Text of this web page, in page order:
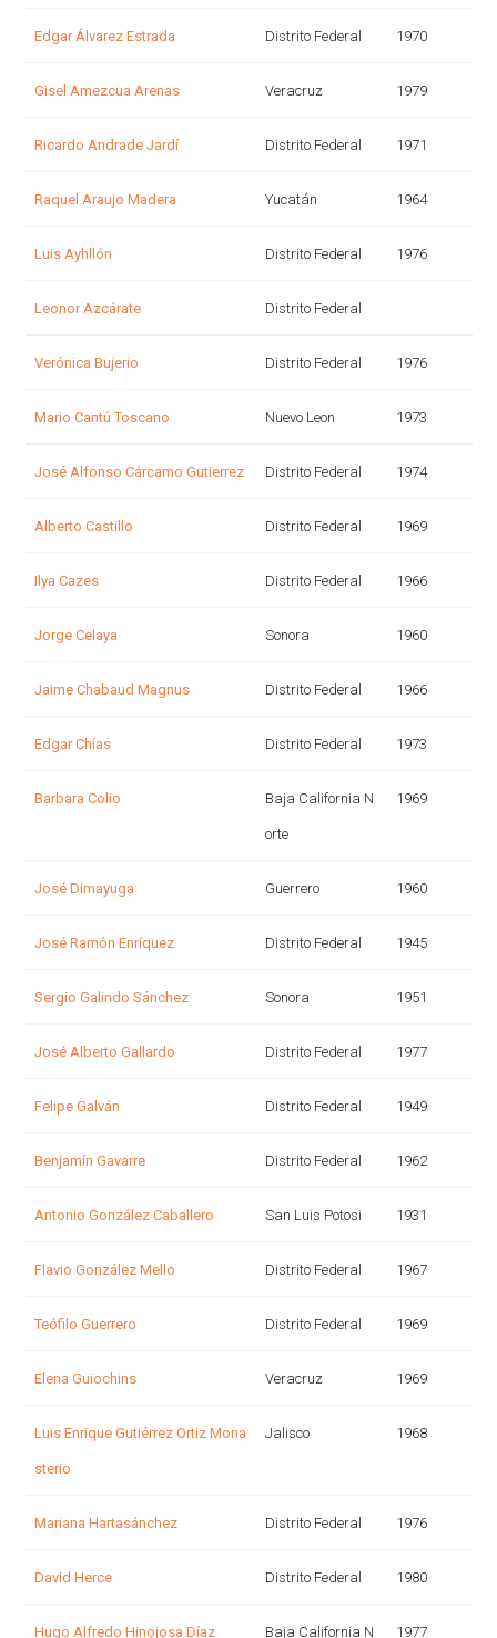
Edgar Álvarez Estrada Distrito Federal 1970
Gisel Amezcua Arenas Veracruz 1979
Ricardo Andrade Jardí Distrito Federal 1971
Raquel Araujo Madera Yucatán 1964
Luis Ayhllón Distrito Federal 1976
Leonor Azcárate Distrito Federal
Verónica Bujerio Distrito Federal 1976
Mario Cantú Toscano Nuevo Leon 1973
José Alfonso Cárcamo Gutierrez Distrito Federal 1974
Alberto Castillo Distrito Federal 1969
Ilya Cazes Distrito Federal 1966
Jorge Celaya Sonora 1960
Jaime Chabaud Magnus Distrito Federal 1966
Edgar Chías Distrito Federal 1973
Barbara Colio Baja California N
orte
1969
José Dimayuga Guerrero 1960
José Ramón Enríquez Distrito Federal 1945
Sergio Galindo Sánchez Sonora 1951
José Alberto Gallardo Distrito Federal 1977
Felipe Galván Distrito Federal 1949
Benjamín Gavarre Distrito Federal 1962
Antonio González Caballero San Luis Potosi 1931
Flavio González Mello Distrito Federal 1967
Teófilo Guerrero Distrito Federal 1969
Elena Guiochins Veracruz 1969
Luis Enrique Gutiérrez Ortiz Mona
sterio
Jalisco 1968
Mariana Hartasánchez Distrito Federal 1976
David Herce Distrito Federal 1980
Hugo Alfredo Hinojosa Díaz Baja California N 1977